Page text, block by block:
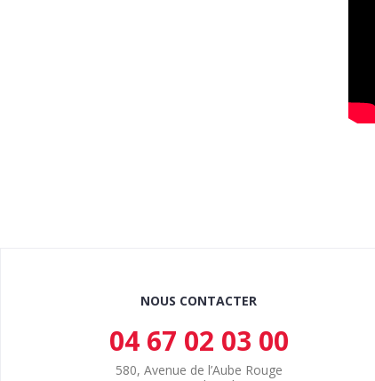
NOUS CONTACTER
04 67 02 03 00
580, Avenue de l’Aube Rouge